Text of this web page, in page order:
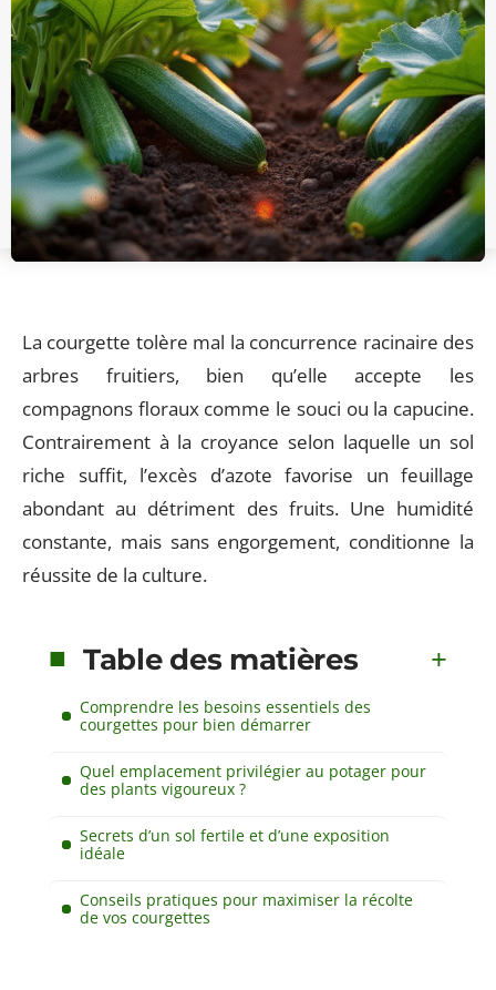
La courgette tolère mal la concurrence racinaire des
arbres fruitiers, bien qu’elle accepte les
compagnons floraux comme le souci ou la capucine.
Contrairement à la croyance selon laquelle un sol
riche suffit, l’excès d’azote favorise un feuillage
abondant au détriment des fruits. Une humidité
constante, mais sans engorgement, conditionne la
réussite de la culture.
Table des matières
Comprendre les besoins essentiels des
courgettes pour bien démarrer
Quel emplacement privilégier au potager pour
des plants vigoureux ?
Secrets d’un sol fertile et d’une exposition
idéale
Conseils pratiques pour maximiser la récolte
de vos courgettes